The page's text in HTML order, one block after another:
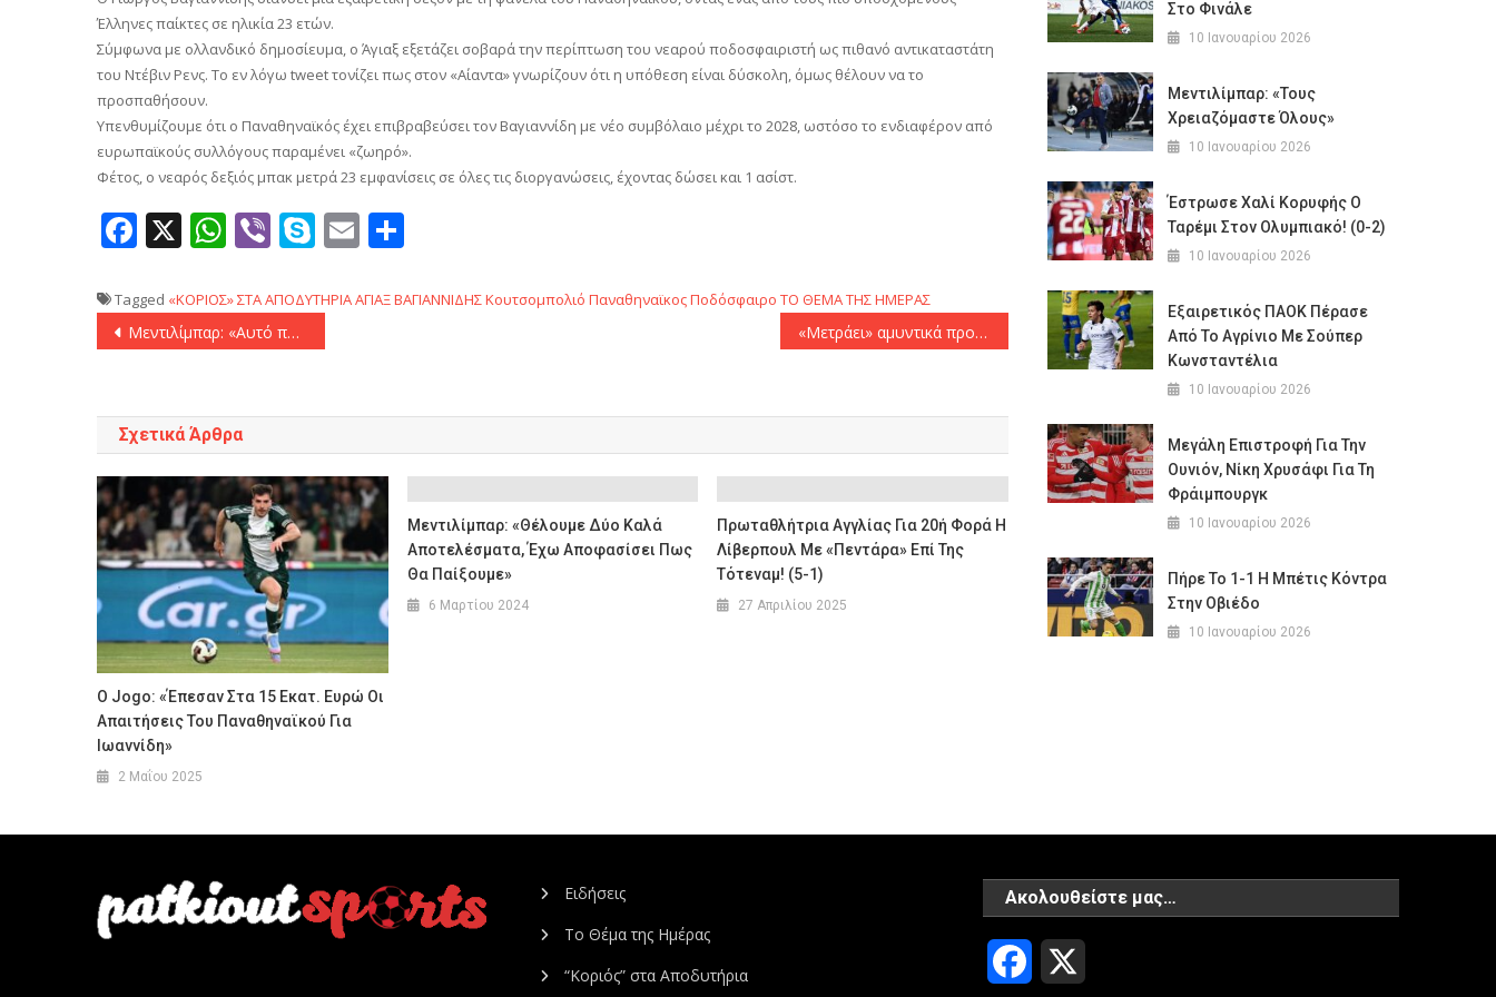
Έλληνες παίκτες σε ηλικία 23 ετών.
Σύμφωνα με ολλανδικό δημοσίευμα, o Άγιαξ εξετάζει σοβαρά την περίπτωση του νεαρού ποδοσφαιριστή ως πιθανό αντικαταστάτη
του Ντέβιν Ρενς. To εν λόγω tweet τονίζει πως στον «Αίαντα» γνωρίζουν ότι η υπόθεση είναι δύσκολη, όμως θέλουν να το
προσπαθήσουν.
Υπενθυμίζουμε ότι ο Παναθηναϊκός έχει επιβραβεύσει τον Βαγιαννίδη με νέο συμβόλαιο μέχρι το 2028, ωστόσο το ενδιαφέρον από
ευρωπαϊκούς συλλόγους παραμένει «ζωηρό».
Φέτος, ο νεαρός δεξιός μπακ μετρά 23 εμφανίσεις σε όλες τις διοργανώσεις, έχοντας δώσει και 1 ασίστ.
Facebook
X WhatsApp
ViberSkype
Email
Tagged «ΚΟΡΙΟΣ» ΣΤΑ ΑΠΟΔΥΤΗΡΙΑΑΓΙΑΞΒΑΓΙΑΝΝΙΔΗΣΚουτσομπολιό ΠαναθηναϊκοςΠοδόσφαιρο ΤΟ ΘΕΜΑ ΤΗΣ ΗΜΕΡΑΣ
Πλοήγηση
Μεντιλίμπαρ: «Αυτό που συνέβη ήταν κάτι πολύ μεγάλο!» «Μετράει» αμυντικά προβλήματα ο Άρης ενόψει του ντέρμπι με τον ΠΑΟΚ
Σχετικά Άρθρα
O Jogo: «Έπεσαν Στα 15 Εκατ. Ευρώ Οι
Απαιτήσεις Του Παναθηναϊκού Για
Ιωαννίδη»
2 Μαΐου 2025
Μεντιλίμπαρ: «Θέλουμε Δύο Καλά
Αποτελέσματα, Έχω Αποφασίσει Πως
Θα Παίξουμε»
6 Μαρτίου 2024
Πρωταθλήτρια Αγγλίας Για 20ή Φορά Η
Λίβερπουλ Με «πεντάρα» Επί Της
Τότεναμ! (5-1)
27 Απριλίου 2025
Στο Φινάλε
10 Ιανουαρίου 2026
Μεντιλίμπαρ: «Τους
Χρειαζόμαστε Όλους»
10 Ιανουαρίου 2026
Έστρωσε Χαλί Κορυφής Ο
Ταρέμι Στον Ολυμπιακό! (0-2)
10 Ιανουαρίου 2026
Εξαιρετικός ΠΑΟΚ Πέρασε
Από Το Αγρίνιο Με Σούπερ
Κωνσταντέλια
10 Ιανουαρίου 2026
Μεγάλη Επιστροφή Για Την
Ουνιόν, Νίκη Χρυσάφι Για Τη
Φράιμπουργκ
10 Ιανουαρίου 2026
Πήρε Το 1-1 Η Μπέτις Κόντρα
Στην Οβιέδο
10 Ιανουαρίου 2026
Ειδήσεις
Το Θέμα της Ημέρας
“Κοριός” στα Αποδυτήρια
Ακολουθείστε μας…
Facebook